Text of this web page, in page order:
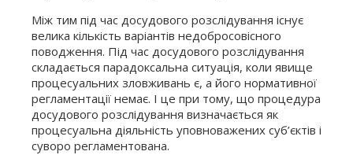
Між тим під час досудового розслідування існує
велика кількість варіантів недобросовісного
поводження. Під час досудового розслідування
складається парадоксальна ситуація, коли явище
процесуальних зловживань є, а його нормативної
регламентації немає. І це при тому, що процедура
досудового розслідування визначається як
процесуальна діяльність уповноважених суб’єктів і
суворо регламентована.